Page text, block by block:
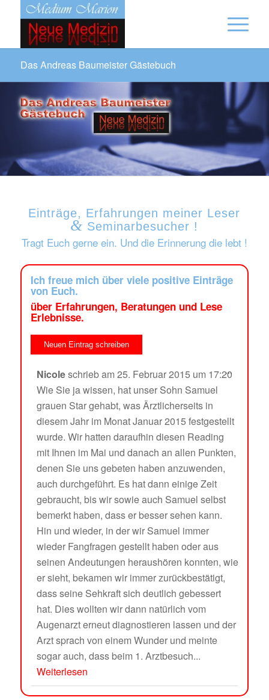
Das Andreas Baumeister Gästebuch
Einträge, Erfahrungen meiner Leser
& Seminarbesucher !
Tragt Euch gerne ein. Und die Erinnerung die lebt !
Ich freue mich über viele positive Einträge
von Euch.
über Erfahrungen, Beratungen und Lese
Erlebnisse.
Nicoleschrieb am 25. Februar 2015 um 17:20
Wie Sie ja wissen, hat unser Sohn Samuel
grauen Star gehabt, was Ärztlicherseits in
diesem Jahr im Monat Januar 2015 festgestellt
wurde. Wir hatten daraufhin diesen Reading
mit Ihnen im Mai und danach an allen Punkten,
denen Sie uns gebeten haben anzuwenden,
auch durchgeführt. Es hat dann einige Zeit
gebraucht, bis wir sowie auch Samuel selbst
bemerkt haben, dass er besser sehen kann.
Hin und wieder, in der wir Samuel immer
wieder Fangfragen gestellt haben oder aus
seinen Andeutungen heraushören konnten, wie
er sieht, bekamen wir immer zurückbestätigt,
dass seine Sehkraft sich deutlich gebessert
hat. Dies wollten wir dann natürlich vom
Augenarzt erneut diagnostieren lassen und der
Arzt sprach von einem Wunder und meinte
sogar auch, dass beim 1. Arztbesuch...
Weiterlesen
...